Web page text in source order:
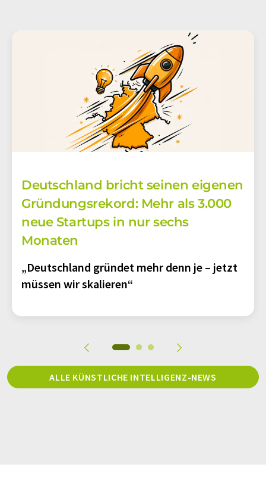
Deutschland bricht seinen eigenen
Gründungsrekord: Mehr als 3.000
neue Startups in nur sechs
Monaten
„Deutschland gründet mehr denn je – jetzt
müssen wir skalieren“
ALLE KÜNSTLICHE INTELLIGENZ-NEWS